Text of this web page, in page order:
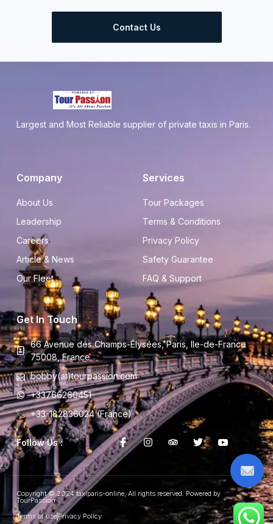
Contact Us
Largest and Most Reliable supplier of private taxis in Paris.
Company
About Us
Leadership
Careers
Article & News
Our Fleet
Services
Tour Packages
Terms & Conditions
Privacy Policy
Safety Guarantee
FAQ & Support
Get In Touch
66 Avenue des Champs-Élysées, Paris, Ile-de-France
75008, France.
bobby(at)tourpassion.com
+33766260451
+33-182836024 (France)
Follow Us :
Copyright © 2024 taxiparis-online, All rights reserved. Powered by
TourPassion
Terms of usePrivacy Policy